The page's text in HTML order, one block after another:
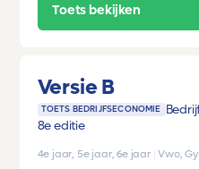
Toets bekijken
Versie B
TOETS BEDRIJFSECONOMIE
8e editie
4e jaar, 5e jaar, 6e jaar Vwo,